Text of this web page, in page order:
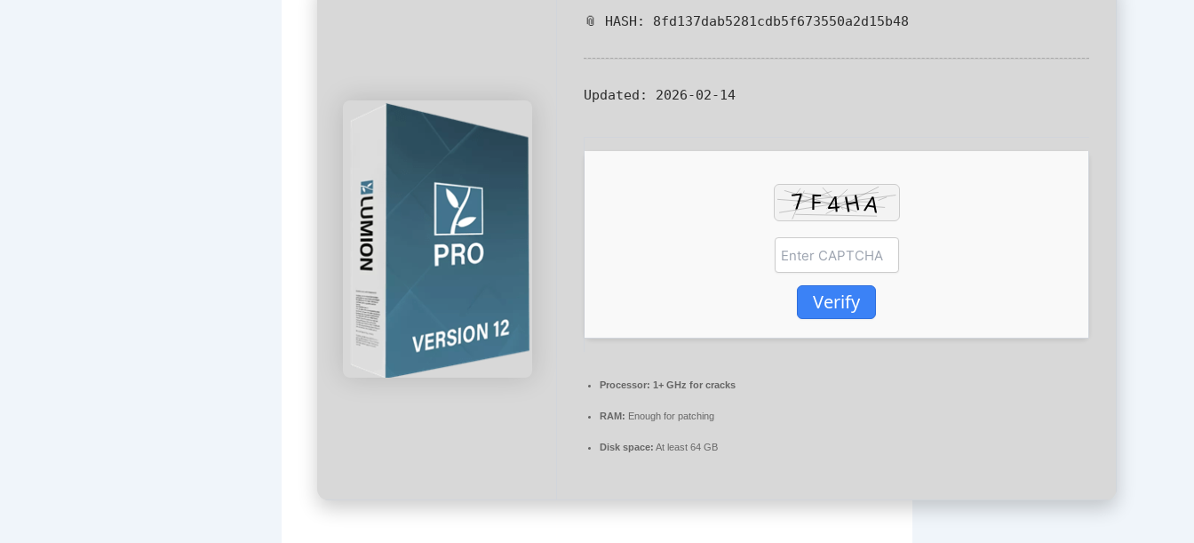
📎 HASH: 8fd137dab5281cdb5f673550a2d15b48
Updated: 2026-02-14
Verify
Processor: 1+ GHz for cracks
RAM: Enough for patching
Disk space: At least 64 GB